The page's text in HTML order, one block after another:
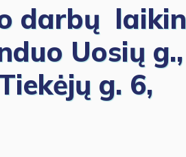
darbų
Uosių g.,
g. 6,